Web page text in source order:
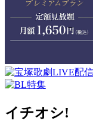
イチオシ!